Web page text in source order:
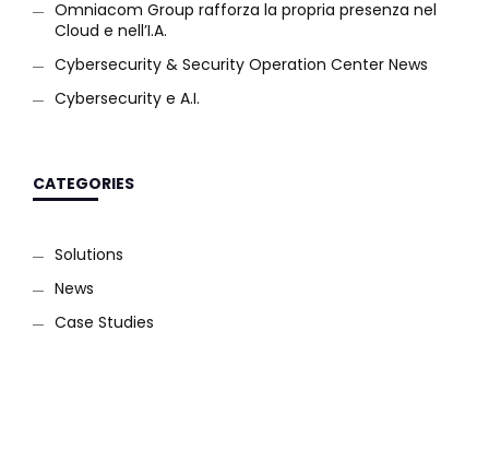
Omniacom Group rafforza la propria presenza nel
Cloud e nell’I.A.
Cybersecurity & Security Operation Center News
Cybersecurity e A.I.
CATEGORIES
Solutions
News
Case Studies